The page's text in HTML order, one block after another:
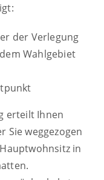
der Verlegung
Wahlgebiet
erteilt Ihnen
Sie weggezogen
in